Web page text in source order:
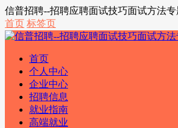
信普招聘--招聘应聘面试技巧面试方法
首页 标签页
首页
个人中心
企业中心
招聘信息
就业指南
高端就业